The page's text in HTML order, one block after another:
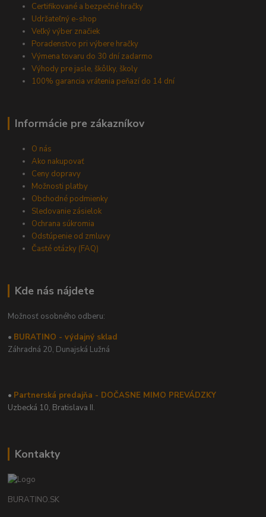
Certifikované a bezpečné hračky
Udržateľný e-shop
Veľký výber značiek
Poradenstvo pri výbere hračky
Výmena tovaru do 30 dní zadarmo
Výhody pre jasle, škôlky, školy
100% garancia vrátenia peňazí do 14 dní
Informácie pre zákazníkov
O nás
Ako nakupovať
Ceny dopravy
Možnosti platby
Obchodné podmienky
Sledovanie zásielok
Ochrana súkromia
Odstúpenie od zmluvy
Časté otázky (FAQ)
Kde nás nájdete
Možnosť osobného odberu:
• BURATINO - výdajný sklad
Záhradná 20, Dunajská Lužná
• Partnerská predajňa - DOČASNE MIMO PREVÁDZKY
Uzbecká 10, Bratislava II.
Kontakty
BURATINO.SK